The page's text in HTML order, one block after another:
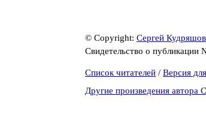
© Copyright: Сергей
Свидетельство о публикации
Список читателей / Версия
Другие произведения автора